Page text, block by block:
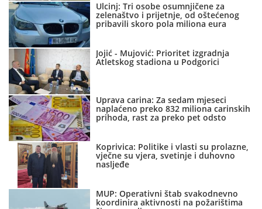
Ulcinj: Tri osobe osumnjičene za
zelenaštvo i prijetnje, od oštećenog
pribavili skoro pola miliona eura
Jojić - Mujović: Prioritet izgradnja
Atletskog stadiona u Podgorici
Uprava carina: Za sedam mjeseci
naplaćeno preko 832 miliona carinskih
prihoda, rast za preko pet odsto
Koprivica: Politike i vlasti su prolazne,
vječne su vjera, svetinje i duhovno
nasljeđe
MUP: Operativni štab svakodnevno
koordinira aktivnosti na požarištima